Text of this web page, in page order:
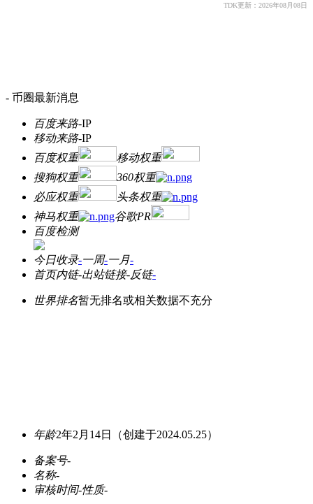
TDK更新：2026年08月08日
- 币圈最新消息
百度来路-IP
移动来路-IP
百度权重
移动权重
搜狗权重
360权重
必应权重
头条权重
神马权重
谷歌PR
百度检测
今日收录-一周-一月-
首页内链-出站链接-反链-
世界排名暂无排名或相关数据不充分
年龄2年2月14日 （创建于2024.05.25）
备案号-
名称-
审核时间-性质-